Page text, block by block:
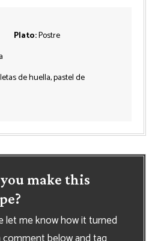
Plato:Postre
de huella, pastel de
make this
let me know how it turned